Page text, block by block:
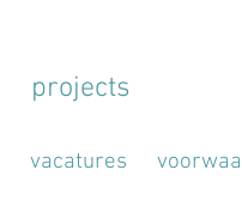
projects
vacatures